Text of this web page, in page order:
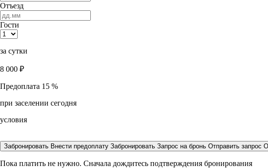
Отъезд
Гости
за сутки
8 000 ₽
Предоплата 15 %
при заселении сегодня
условия
Забронировать Внести предоплату Забронировать Запрос на бронь Отправить запрос
Пока платить не нужно. Сначала дождитесь подтверждения бронирования